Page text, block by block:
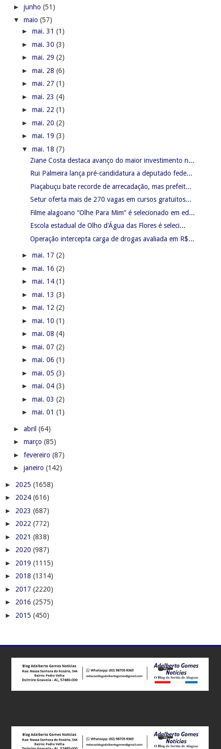
► junho (51)
▼ maio (57)
► mai. 31 (1)
► mai. 30 (3)
► mai. 29 (2)
► mai. 28 (6)
► mai. 27 (1)
► mai. 23 (4)
► mai. 22 (1)
► mai. 20 (2)
► mai. 19 (3)
▼ mai. 18 (7)
Ziane Costa destaca avanço do maior investimento n...
Rui Palmeira lança pré-candidatura a deputado fede...
Piaçabuçu bate recorde de arrecadação, mas prefeit...
Setur oferta mais de 270 vagas em cursos gratuitos...
Filme alagoano “Olhe Para Mim” é selecionado em ed...
Escola estadual de Olho d'Água das Flores é seleci...
Operação intercepta carga de drogas avaliada em R$...
► mai. 17 (2)
► mai. 16 (2)
► mai. 14 (1)
► mai. 13 (3)
► mai. 12 (2)
► mai. 10 (1)
► mai. 08 (4)
► mai. 07 (2)
► mai. 06 (1)
► mai. 05 (3)
► mai. 04 (3)
► mai. 03 (2)
► mai. 01 (1)
► abril (64)
► março (85)
► fevereiro (87)
► janeiro (142)
► 2025 (1658)
► 2024 (616)
► 2023 (687)
► 2022 (772)
► 2021 (838)
► 2020 (987)
► 2019 (1115)
► 2018 (1314)
► 2017 (2220)
► 2016 (2575)
► 2015 (450)